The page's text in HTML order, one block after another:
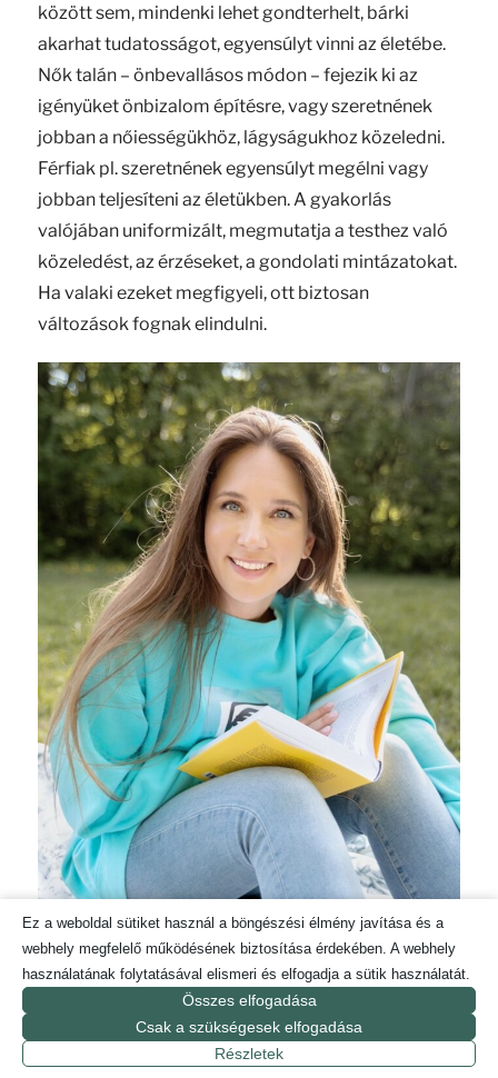
között sem, mindenki lehet gondterhelt, bárki
akarhat tudatosságot, egyensúlyt vinni az életébe.
Nők talán – önbevallásos módon – fejezik ki az
igényüket önbizalom építésre, vagy szeretnének
jobban a nőiességükhöz, lágyságukhoz közeledni.
Férfiak pl. szeretnének egyensúlyt megélni vagy
jobban teljesíteni az életükben. A gyakorlás
valójában uniformizált, megmutatja a testhez való
közeledést, az érzéseket, a gondolati mintázatokat.
Ha valaki ezeket megfigyeli, ott biztosan
változások fognak elindulni.
Tanítóknál, mentoroknál és saját workshopaimon is
látom, hogy a nők nyitottabbak, hamarabb
Ez a weboldal sütiket használ a böngészési élmény javítása és a
webhely megfelelő működésének biztosítása érdekében. A webhely
használatának folytatásával elismeri és elfogadja a sütik használatát.
Összes elfogadása
Csak a szükségesek elfogadása
Részletek